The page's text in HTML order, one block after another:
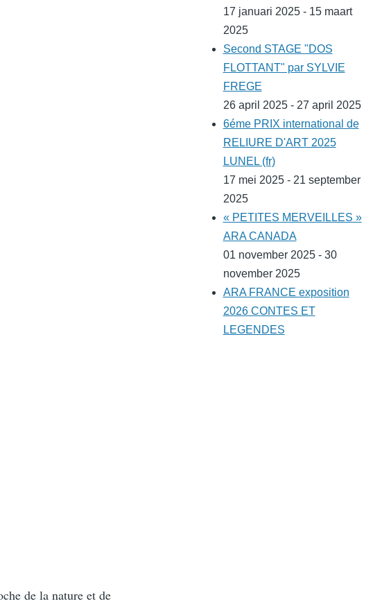
de la nature et de
17 januari 2025 - 15 maart
2025
Second STAGE "DOS
FLOTTANT" par SYLVIE
FREGE
26 april 2025 - 27 april 2025
6éme PRIX international de
RELIURE D'ART 2025
LUNEL (fr)
17 mei 2025 - 21 september
2025
« PETITES MERVEILLES »
ARA CANADA
01 november 2025 - 30
november 2025
ARA FRANCE exposition
2026 CONTES ET
LEGENDES